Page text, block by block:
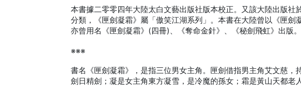
本書據二零零四年大陸太白文藝出版社版本校正。又該大陸出版社
分類，《匣劍凝霜》屬「傲笑江湖系列」。本書在大陸曾以《匣劍
亦曾用名《匣劍凝霜》(四冊)、《奪命金針》、《秘劍飛虹》出版。
※※※
書名《匣劍凝霜》，是指三位男女主角。匣劍借指男主角艾文慈，
劍日精劍；凝是女主角東方凝雪，是冷魔的孫女；霜是黃山天都老